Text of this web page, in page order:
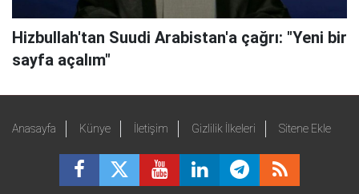
Hizbullah'tan Suudi Arabistan'a çağrı: "Yeni bir
sayfa açalım"
Anasayfa Künye İletişim Gizlilik İlkeleri Sitene Ekle